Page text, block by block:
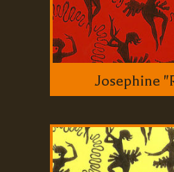
Josephine